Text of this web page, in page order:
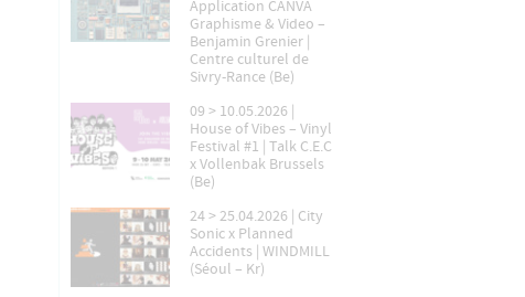
Application CANVA
Graphisme & Video –
Benjamin Grenier |
Centre culturel de
Sivry-Rance (Be)
09 > 10.05.2026 |
House of Vibes – Vinyl
Festival #1 | Talk C.E.C
x Vollenbak Brussels
(Be)
24 > 25.04.2026 | City
Sonic x Planned
Accidents | WINDMILL
(Séoul – Kr)